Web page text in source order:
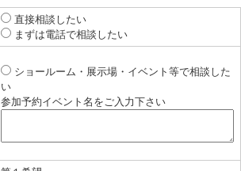
直接相談したい
まずは電話で相談したい
ショールーム・展示場・イベント等で相談した
い
参加予約イベント名をご入力下さい